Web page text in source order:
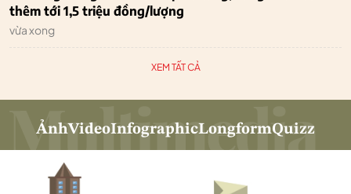
thêm tới 1,5 triệu đồng/lượng
vừa xong
XEM TẤT CẢ
ẢnhVideoInfographicLongformQuizz